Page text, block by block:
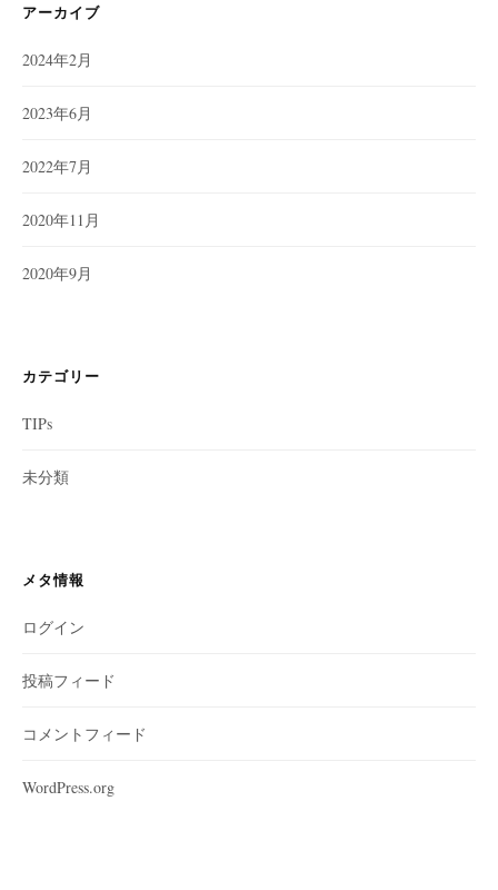
アーカイブ
2024年2月
2023年6月
2022年7月
2020年11月
2020年9月
カテゴリー
TIPs
未分類
メタ情報
ログイン
投稿フィード
コメントフィード
WordPress.org